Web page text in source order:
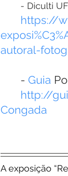
- Diculti
autoral-
	-
Guia
Congada
A exposição